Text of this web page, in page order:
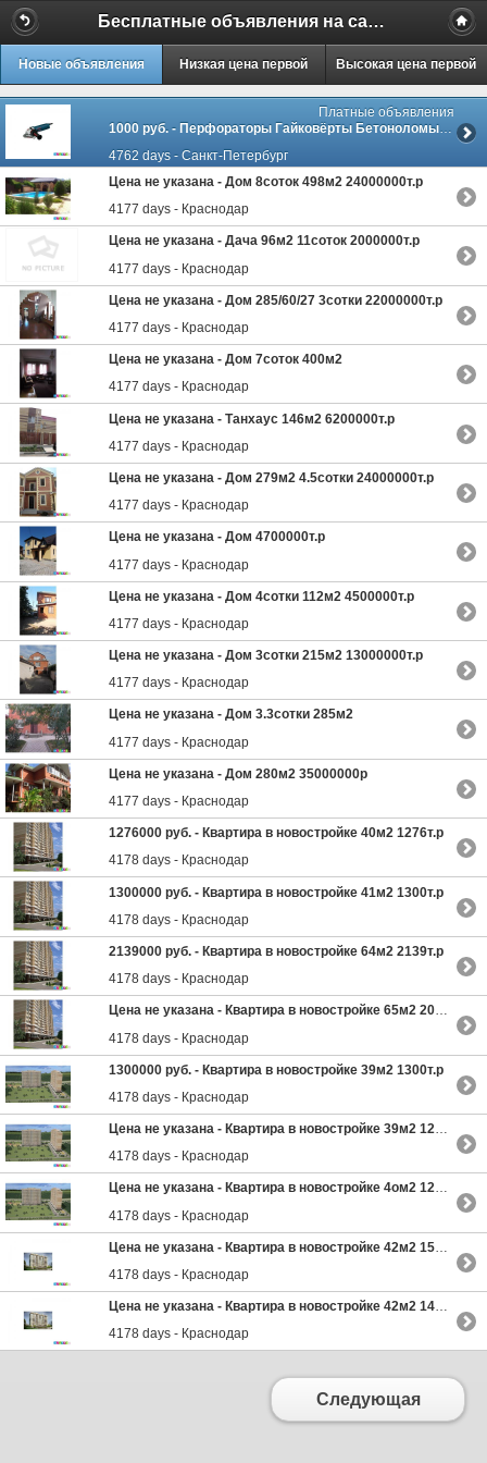
Бесплатные объявления на сайте MILAMO.ru
Новые объявления Низкая цена первой Высокая цена первой
Платные объявления
1000 руб. - Перфораторы Гайковёрты Бетоноломы Болгарки и др
4762 days - Санкт-Петербург
Цена не указана - Дом 8соток 498м2 24000000т.р
4177 days - Краснодар
Цена не указана - Дача 96м2 11соток 2000000т.р
4177 days - Краснодар
Цена не указана - Дом 285/60/27 3сотки 22000000т.р
4177 days - Краснодар
Цена не указана - Дом 7соток 400м2
4177 days - Краснодар
Цена не указана - Танхаус 146м2 6200000т.р
4177 days - Краснодар
Цена не указана - Дом 279м2 4.5сотки 24000000т.р
4177 days - Краснодар
Цена не указана - Дом 4700000т.р
4177 days - Краснодар
Цена не указана - Дом 4сотки 112м2 4500000т.р
4177 days - Краснодар
Цена не указана - Дом 3сотки 215м2 13000000т.р
4177 days - Краснодар
Цена не указана - Дом 3.3сотки 285м2
4177 days - Краснодар
Цена не указана - Дом 280м2 35000000р
4177 days - Краснодар
1276000 руб. - Квартира в новостройке 40м2 1276т.р
4178 days - Краснодар
1300000 руб. - Квартира в новостройке 41м2 1300т.р
4178 days - Краснодар
2139000 руб. - Квартира в новостройке 64м2 2139т.р
4178 days - Краснодар
Цена не указана - Квартира в новостройке 65м2 2033т.р
4178 days - Краснодар
1300000 руб. - Квартира в новостройке 39м2 1300т.р
4178 days - Краснодар
Цена не указана - Квартира в новостройке 39м2 1257т.р
4178 days - Краснодар
Цена не указана - Квартира в новостройке 4oм2 1277т.р
4178 days - Краснодар
Цена не указана - Квартира в новостройке 42м2 1501т.р
4178 days - Краснодар
Цена не указана - Квартира в новостройке 42м2 1473т.р
4178 days - Краснодар
Следующая